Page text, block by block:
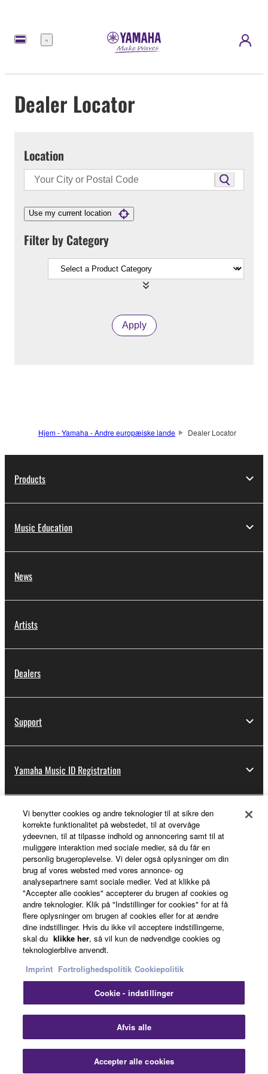
Menu
Dealer Locator
Location
Use my current location
Filter by Category
Apply
Hjem - Yamaha - Andre europæiske lande Dealer Locator
Products
Music Education
News
Artists
Dealers
Support
Yamaha Music ID Registration
About Yamaha
Danmark - English
Business
Kontakt osBetingelser og vilkårFortrolighedspolitik
CookiepolitikImprint
© Yamaha Corporation.
Vi benytter cookies og andre teknologier til at sikre den
korrekte funktionalitet på webstedet, til at overvåge
ydeevnen, til at tilpasse indhold og annoncering samt til at
muliggøre interaktion med sociale medier, så du får en
personlig brugeroplevelse. Vi deler også oplysninger om din
brug af vores websted med vores annonce- og
analysepartnere samt sociale medier. Ved at klikke på
"Accepter alle cookies" accepterer du brugen af cookies og
andre teknologier. Klik på "Indstillinger for cookies" for at få
flere oplysninger om brugen af cookies eller for at ændre
dine indstillinger. Hvis du ikke vil acceptere indstillingerne,
skal du klikke her, så vil kun de nødvendige cookies og
teknologierblive anvendt.
Imprint Fortrolighedspolitik Cookiepolitik
Cookie - indstillinger
Afvis alle
Accepter alle cookies